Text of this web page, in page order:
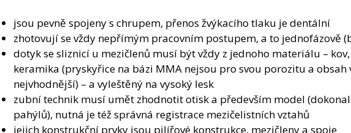
jsou pevně spojeny s chrupem, přenos žvýkacího tlaku je dentální
zhotovují se vždy nepřímým pracovním postupem, a to jednofázově
dotyk se sliznicí u mezičlenů musí být vždy z jednoho materiálu –
keramika (pryskyřice na bázi MMA nejsou pro svou porozitu a
nejvhodnější) – a vyleštěný na vysoký lesk
zubní technik musí umět zhodnotit otisk a především model
pahýlů), nutná je též správná registrace mezičelistních vztahů
jejich konstrukční prvky jsou pilířové konstrukce, mezičleny a spoje